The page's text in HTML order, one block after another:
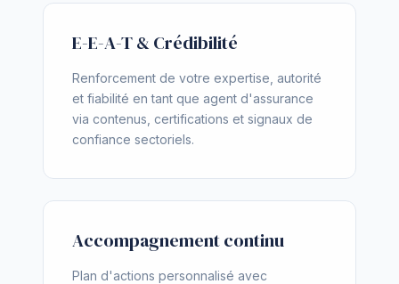
E-E-A-T & Crédibilité
Renforcement de votre expertise, autorité
et fiabilité en tant que agent d'assurance
via contenus, certifications et signaux de
confiance sectoriels.
Accompagnement continu
Plan d'actions personnalisé avec